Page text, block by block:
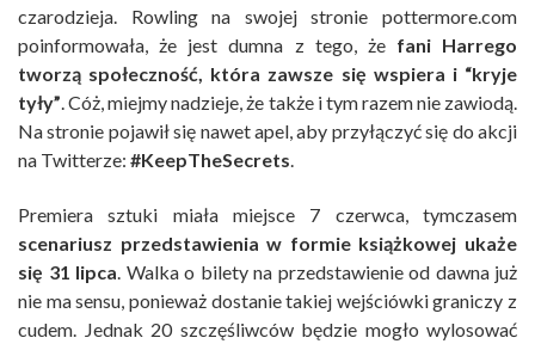
czarodzieja. Rowling na swojej stronie pottermore.com
poinformowała, że jest dumna z tego, że fani Harrego
tworzą społeczność, która zawsze się wspiera i “kryje
tyły”. Cóż, miejmy nadzieje, że także i tym razem nie zawiodą.
Na stronie pojawił się nawet apel, aby przyłączyć się do akcji
na Twitterze: #KeepTheSecrets.
Premiera sztuki miała miejsce 7 czerwca, tymczasem
scenariusz przedstawienia w formie książkowej ukaże
się 31 lipca. Walka o bilety na przedstawienie od dawna już
nie ma sensu, ponieważ dostanie takiej wejściówki graniczy z
cudem. Jednak 20 szczęśliwców będzie mogło wylosować